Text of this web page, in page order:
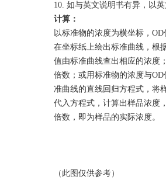
10. 如与英文说明书有异，以
计算 ：
以标准物的浓度为横坐标，
在坐标纸上绘出标准曲线，根
值由标准曲线查出相应的浓度
倍数 ；或用标准物的浓度与
准曲线的直线回归方程式，将
代入方程式，计算出样品浓度
倍数 ，即为样品的实际浓度。
（此图仅供参考）